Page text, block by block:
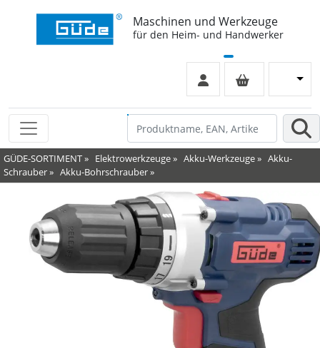
Maschinen und Werkzeuge
für den Heim- und Handwerker
GÜDE-SORTIMENT» Elektrowerkzeuge» Akku-Werkzeuge» Akku-
Schrauber» Akku-Bohrschrauber»